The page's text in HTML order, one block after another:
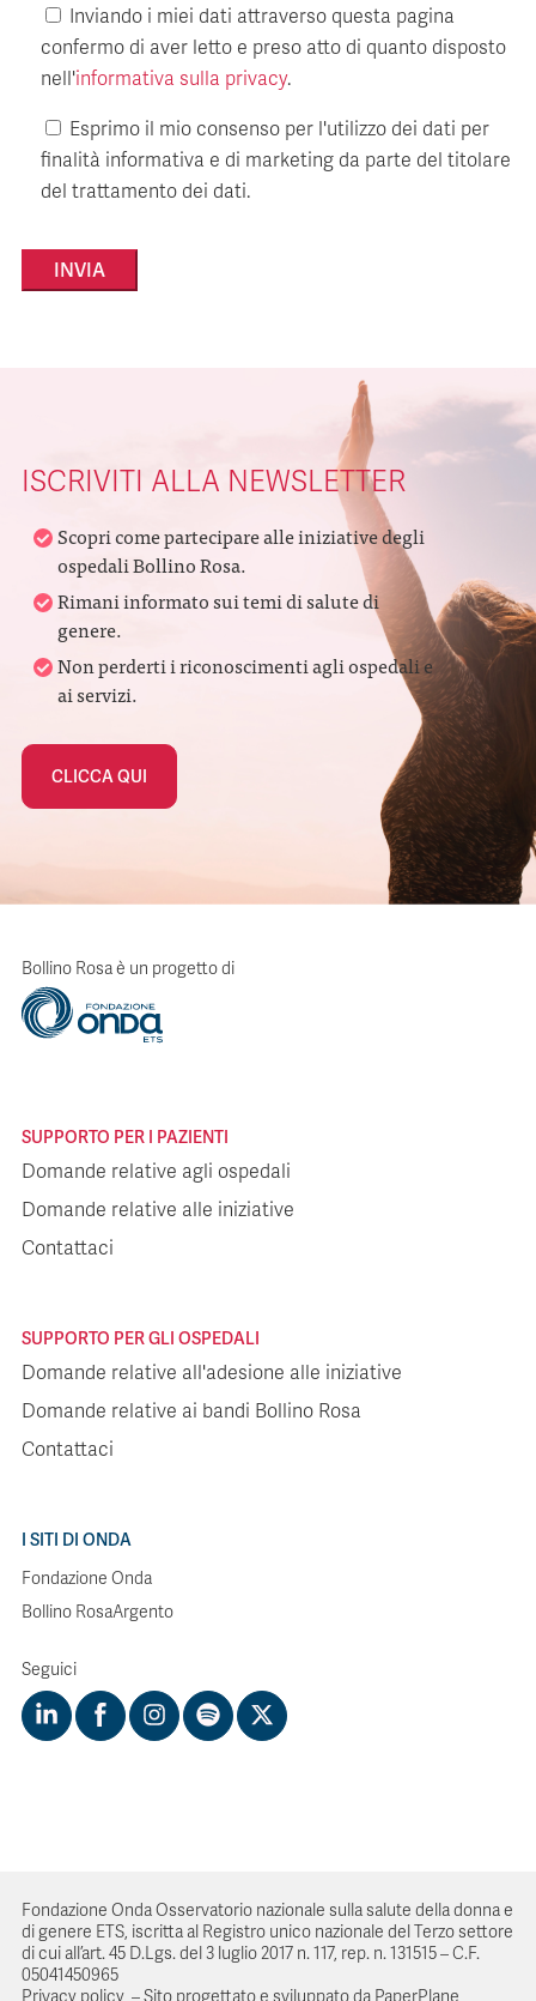
Inviando i miei dati attraverso questa pagina
confermo di aver letto e preso atto di quanto disposto
nell'informativa sulla privacy.
Esprimo il mio consenso per l'utilizzo dei dati per
finalità informativa e di marketing da parte del titolare
del trattamento dei dati.
ISCRIVITI ALLA NEWSLETTER
Scopri come partecipare alle iniziative degli
ospedali Bollino Rosa.
Rimani informato sui temi di salute di
genere.
Non perderti i riconoscimenti agli ospedali e
ai servizi.
CLICCA QUI
Bollino Rosa è un progetto di
SUPPORTO PER I PAZIENTI
Domande relative agli ospedali
Domande relative alle iniziative
Contattaci
SUPPORTO PER GLI OSPEDALI
Domande relative all'adesione alle iniziative
Domande relative ai bandi Bollino Rosa
Contattaci
I SITI DI ONDA
Fondazione Onda
Bollino RosaArgento
Seguici
Fondazione Onda Osservatorio nazionale sulla salute della donna e
di genere ETS, iscritta al Registro unico nazionale del Terzo settore
di cui all’art. 45 D.Lgs. del 3 luglio 2017 n. 117, rep. n. 131515 – C.F.
05041450965
Privacy policy –Sito progettato e sviluppato da PaperPlane